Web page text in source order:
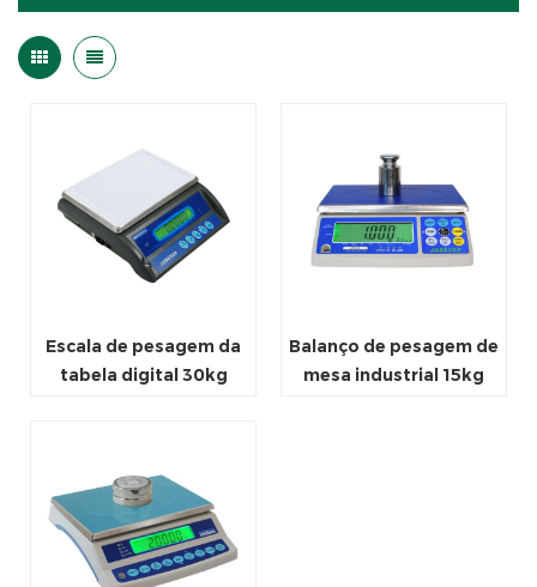
Escala de pesagem da
tabela digital 30kg
Balanço de pesagem de
mesa industrial 15kg